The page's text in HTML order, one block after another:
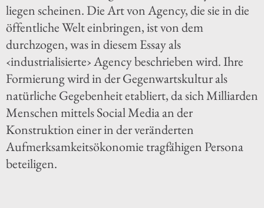
liegen scheinen. Die Art von Agency, die sie in die
öffentliche Welt einbringen, ist von dem
durchzogen, was in diesem Essay als
‹industrialisierte› Agency beschrieben wird. Ihre
Formierung wird in der Gegenwartskultur als
natürliche Gegebenheit etabliert, da sich Milliarden
Menschen mittels Social Media an der
Konstruktion einer in der veränderten
Aufmerksamkeitsökonomie tragfähigen Persona
beteiligen.